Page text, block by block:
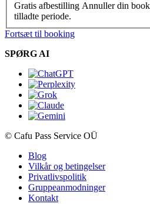
Gratis afbestilling Annuller din
tilladte periode.
Fortsæt til booking
SPØRG AI
© Cafu Pass Service OÜ
Blog
Vilkår og betingelser
Privatlivspolitik
Gruppeanmodninger
Kontakt